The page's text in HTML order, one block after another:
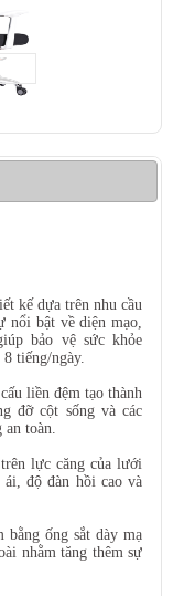
kế dựa trên nhu cầu
nổi bật về diện mạo,
bảo vệ sức khỏe
tiếng/ngày.
liền đệm tạo thành
đỡ cột sống và các
an toàn.
lực căng của lưới
độ đàn hồi cao và
ống sắt dày mạ
nhằm tăng thêm sự